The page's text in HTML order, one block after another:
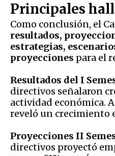
Principales
Como conclusión, el
resultados,
estrategias,
proyecciones para el
Resultados del I
directivos señalaron
actividad económica.
reveló un crecimiento
Proyecciones II
directivos proyectó